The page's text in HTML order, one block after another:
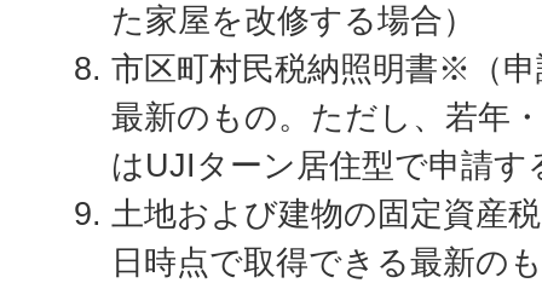
た家屋を改修する場合）
市区町村民税納照明書※（
最新のもの。ただし、若年
はUJIターン居住型で申請す
土地および建物の固定資産
日時点で取得できる最新の